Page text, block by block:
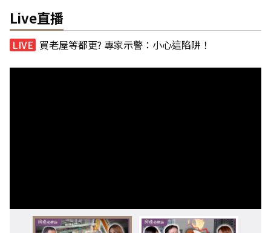
Live直播
買老屋等都更? 專家示警：小心這陷阱！